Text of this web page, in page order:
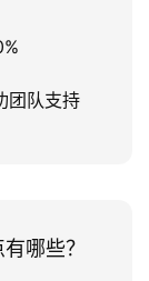
团队支持
哪些？